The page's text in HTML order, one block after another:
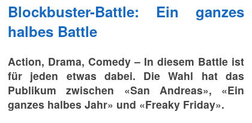
Blockbuster-Battle: Ein ganzes
halbes Battle
Action, Drama, Comedy – In diesem Battle ist
für jeden etwas dabei. Die Wahl hat das
Publikum zwischen «San Andreas», «Ein
ganzes halbes Jahr» und «Freaky Friday».